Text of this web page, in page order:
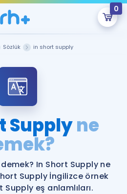
0
Hatırlamıyorum
Şu An Boş.
hazırlayacak onlarca eğitim seni
bekliyor!
İngilizce Gramer
Sözlük in short supply
Supplyne
In Short Supply ne
Supply İngilizce örnek
Supply eş anlamlıları.